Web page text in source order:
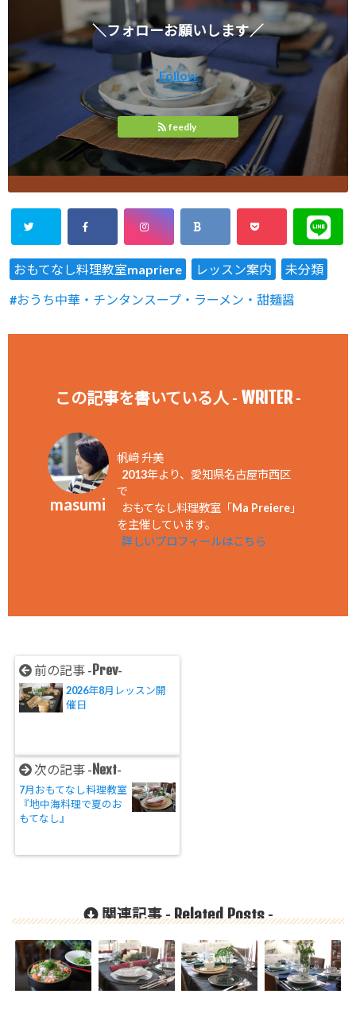
＼フォローお願いします／
Follow
feedly
おもてなし料理教室mapriere レッスン案内
未分類
おうち中華・チンタンスープ・ラーメン・甜麺醤
この記事を書いている人 - WRITER-
masumi
帆﨑 升美
2013年より、愛知県名古屋市西区
で
おもてなし料理教室「Ma Preiere」
を主催しています。
詳しいプロフィールはこちら
前の記事 - Prev-
2026年8月レッスン開
催日
次の記事 - Next-
7月おもてなし料理教室
『地中海料理で夏のお
もてなし』
関連記事 -Related Posts-